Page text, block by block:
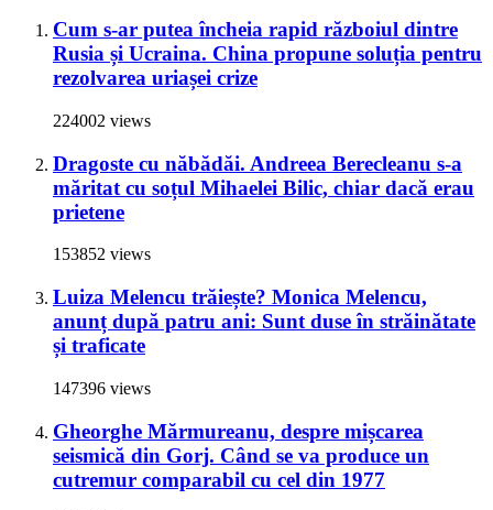
Cum s-ar putea încheia rapid războiul dintre
Rusia și Ucraina. China propune soluția pentru
rezolvarea uriașei crize
224002 views
Dragoste cu năbădăi. Andreea Berecleanu s-a
măritat cu soțul Mihaelei Bilic, chiar dacă erau
prietene
153852 views
Luiza Melencu trăiește? Monica Melencu,
anunț după patru ani: Sunt duse în străinătate
și traficate
147396 views
Gheorghe Mărmureanu, despre mișcarea
seismică din Gorj. Când se va produce un
cutremur comparabil cu cel din 1977